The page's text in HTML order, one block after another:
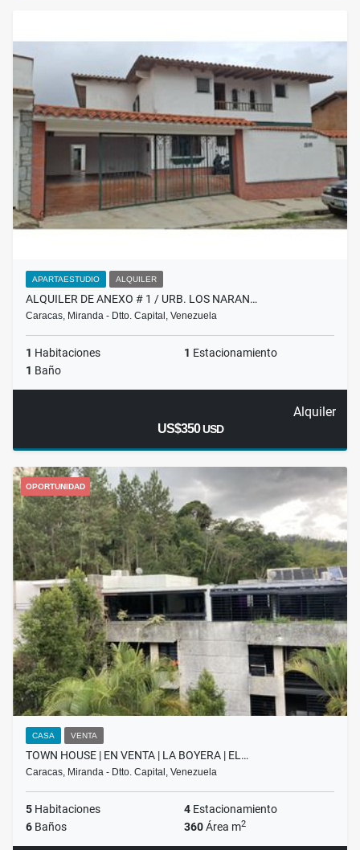
APARTAESTUDIO ALQUILER
ALQUILER DE ANEXO # 1 / URB. LOS NARAN…
Caracas, Miranda - Dtto. Capital, Venezuela
1 Habitaciones 1 Estacionamiento
1 Baño
Alquiler
US$350USD
OPORTUNIDAD
CASA VENTA
TOWN HOUSE | EN VENTA | LA BOYERA | EL…
Caracas, Miranda - Dtto. Capital, Venezuela
5 Habitaciones 4 Estacionamiento
6 Baños 360Área m2